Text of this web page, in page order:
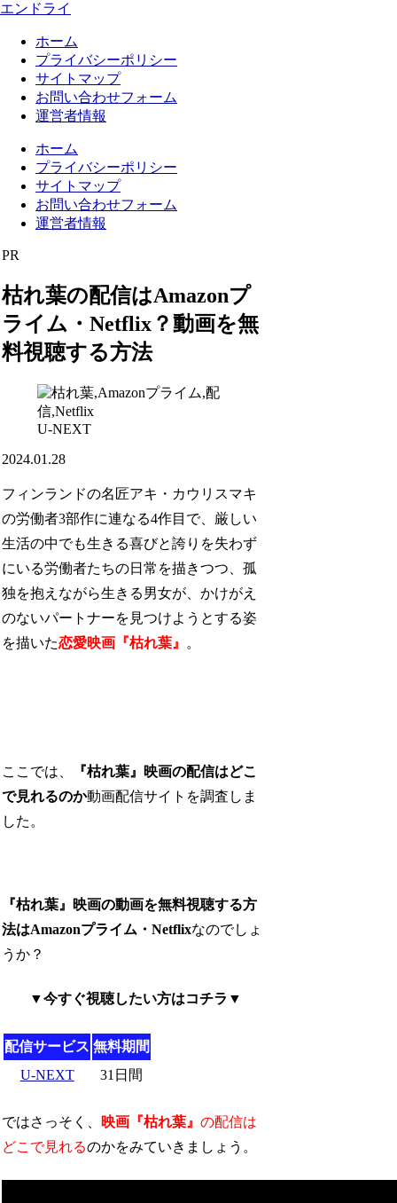
エンドライ
ホーム
プライバシーポリシー
サイトマップ
お問い合わせフォーム
運営者情報
ホーム
プライバシーポリシー
サイトマップ
お問い合わせフォーム
運営者情報
PR
枯れ葉の配信はAmazonプ
ライム・Netflix？動画を無
料視聴する方法
U-NEXT
2024.01.28
フィンランドの名匠アキ・カウリスマキ
の労働者3部作に連なる4作目で、厳しい
生活の中でも生きる喜びと誇りを失わず
にいる労働者たちの日常を描きつつ、孤
独を抱えながら生きる男女が、かけがえ
のないパートナーを見つけようとする姿
を描いた恋愛映画『枯れ葉』 。
ここでは、
『枯れ葉』映画の配信はどこ
で見れるのか動画配信サイトを調査しま
した。
『枯れ葉』映画の動画を無料視聴する方
法はAmazonプライム・Netflixなのでしょ
うか？
▼今すぐ視聴したい方はコチラ▼
配信サービス 無料期間
U-NEXT
31日間
ではさっそく、 映画『枯れ葉』の配信は
どこで見れるのかをみていきましょう。